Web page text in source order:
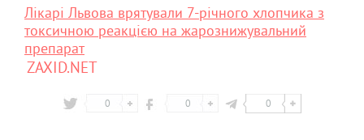
Лікарі Львова врятували 7-річного хлопчика з
токсичною реакцією на жарознижувальний
препарат
ZAXID.NET
0 0 0